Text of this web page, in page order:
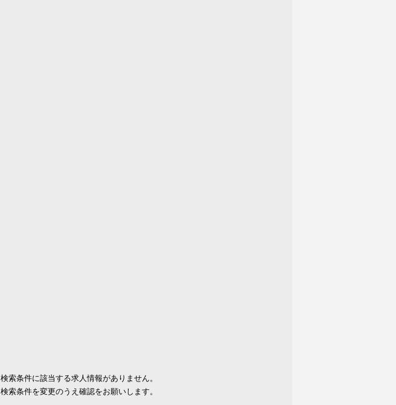
検索条件に該当する求人情報がありません。
検索条件を変更のうえ確認をお願いします。